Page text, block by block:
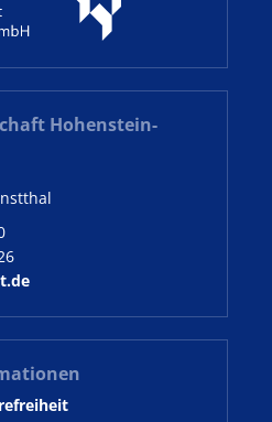
Hohenstein-